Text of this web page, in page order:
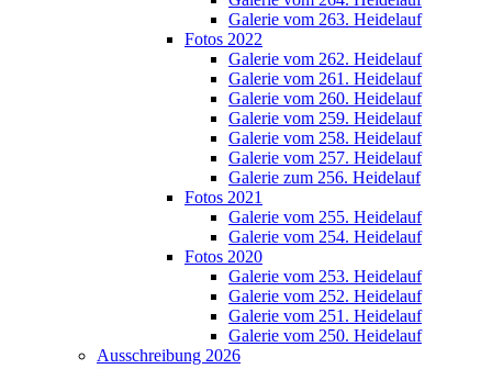
Galerie vom 263. Heidelauf
Fotos 2022
Galerie vom 262. Heidelauf
Galerie vom 261. Heidelauf
Galerie vom 260. Heidelauf
Galerie vom 259. Heidelauf
Galerie vom 258. Heidelauf
Galerie vom 257. Heidelauf
Galerie zum 256. Heidelauf
Fotos 2021
Galerie vom 255. Heidelauf
Galerie vom 254. Heidelauf
Fotos 2020
Galerie vom 253. Heidelauf
Galerie vom 252. Heidelauf
Galerie vom 251. Heidelauf
Galerie vom 250. Heidelauf
Ausschreibung 2026